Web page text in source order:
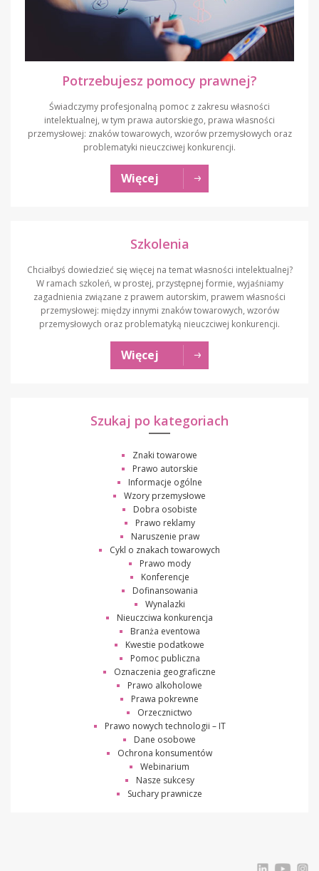
Potrzebujesz pomocy prawnej?
Świadczymy profesjonalną pomoc z zakresu własności
intelektualnej, w tym prawa autorskiego, prawa własności
przemysłowej: znaków towarowych, wzorów przemysłowych oraz
problematyki nieuczciwej konkurencji.
Więcej
Szkolenia
Chciałbyś dowiedzieć się więcej na temat własności intelektualnej?
W ramach szkoleń, w prostej, przystępnej formie, wyjaśniamy
zagadnienia związane z prawem autorskim, prawem własności
przemysłowej: między innymi znaków towarowych, wzorów
przemysłowych oraz problematyką nieuczciwej konkurencji.
Więcej
Szukaj po kategoriach
Znaki towarowe
Prawo autorskie
Informacje ogólne
Wzory przemysłowe
Dobra osobiste
Prawo reklamy
Naruszenie praw
Cykl o znakach towarowych
Prawo mody
Konferencje
Dofinansowania
Wynalazki
Nieuczciwa konkurencja
Branża eventowa
Kwestie podatkowe
Pomoc publiczna
Oznaczenia geograficzne
Prawo alkoholowe
Prawa pokrewne
Orzecznictwo
Prawo nowych technologii – IT
Dane osobowe
Ochrona konsumentów
Webinarium
Nasze sukcesy
Suchary prawnicze